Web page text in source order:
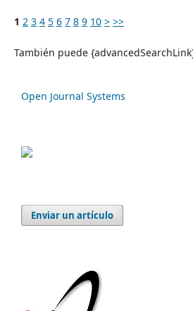
1 2 3 4 5 6 7 8 9 10 > >>
También puede
Open Journal Systems
Enviar un artículo